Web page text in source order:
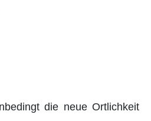
die neue Ortlichkeit